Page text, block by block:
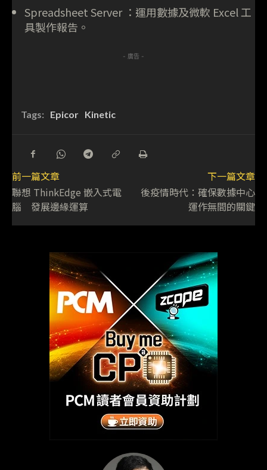
Spreadsheet Server ：運用數據及微軟 Excel 工
具製作報告。
- 廣告 -
Tags: Epicor Kinetic
前一篇文章
聯想 ThinkEdge 嵌入式電
腦 發展邊緣運算
下一篇文章
後疫情時代：確保數據中心
運作無間的關鍵